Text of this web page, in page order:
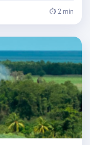
⏱ 2 min